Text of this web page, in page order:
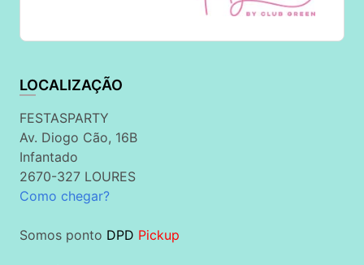
LOCALIZAÇÃO
FESTASPARTY
Av. Diogo Cão, 16B
Infantado
2670-327 LOURES
Como chegar?
Somos ponto DPD Pickup